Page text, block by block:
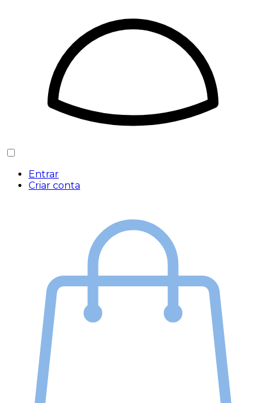
Entrar
Criar conta